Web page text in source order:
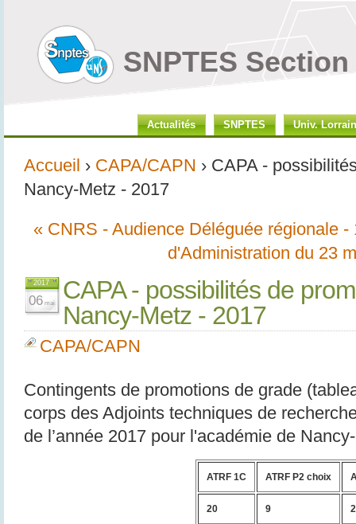
SNPTES
Actualités SNPTES Univ.
Accueil › CAPA/CAPN › CAPA -
Nancy-Metz - 2017
« CNRS - Audience Déléguée régionale -
d'Administration du 23
2017
06 mai
CAPA - possibilités de
Nancy-Metz - 2017
CAPA/CAPN
Contingents de promotions de grade
corps des Adjoints techniques de
de l’année 2017 pour l'académie de
ATRF 1C ATRF P2 choix
20 9